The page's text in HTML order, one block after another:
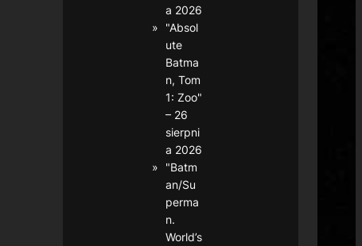
a 2026
"Absol
ute
Batma
n, Tom
1: Zoo"
– 26
sierpni
a 2026
"Batm
an/Su
perma
n.
World’s